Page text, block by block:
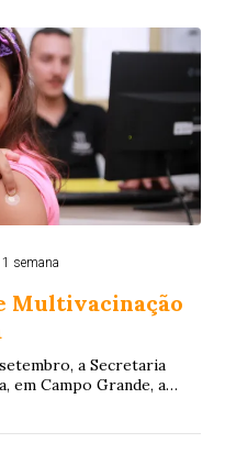
1 semana
Multivacinação
a Secretaria
em Campo Grande, a